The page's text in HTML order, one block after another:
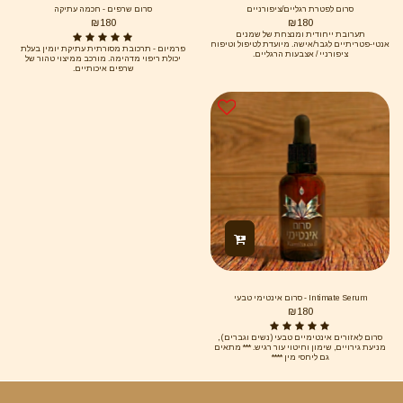
סרום לפטרת רגליים/ציפורניים
₪180
תערובת ייחודית ומנצחת של שמנים
אנטי-פטריתיים לגבר/אישה. מיועדת לטיפול וטיפוח
ציפורניי / אצבעות הרגליים.
סרום שרפים - חכמה עתיקה
₪180
פרמיום - תרכובת מסורתית עתיקת יומין בעלת
יכולת ריפוי מדהימה. מורכב ממיצוי טהור של
שרפים איכותיים.
Intimate Serum - סרום אינטימי טבעי
₪180
סרום לאזורים אינטימיים טבעי (נשים וגברים) ,
מניעת גירויים, שימון וחיטוי עור רגיש. *** מתאים
גם ליחסי מין ****